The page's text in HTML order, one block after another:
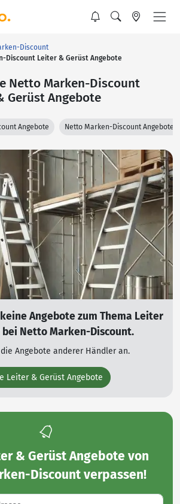
Discount
Discount Leiter & Gerüst Angebote
Netto Marken-Discount
Gerüst Angebote
Angebote Netto Marken-Discount Angebote
Angebote zum Thema Leiter
bei Netto Marken-Discount.
Angebote anderer Händler an.
Leiter & Gerüst Angebote
& Gerüst Angebote von
Discountverpassen!